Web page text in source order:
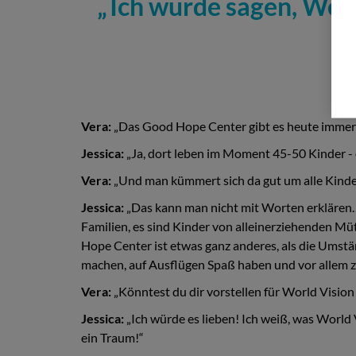
Vera: „Das Good Hope Center gibt es heute
Jessica: „Ja, dort leben im Moment 45-50 Kinder
Vera: „Und man kümmert sich da gut um alle
Jessica: „Das kann man nicht mit Worten
Familien, es sind Kinder von alleinerziehenden
Hope Center ist etwas ganz anderes, als die
machen, auf Ausflügen Spaß haben und vor allem
Vera: „Könntest du dir vorstellen für World Vision
Jessica: „Ich würde es lieben! Ich weiß, was
ein Traum!“